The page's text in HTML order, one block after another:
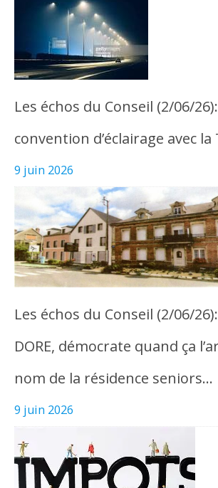
Les échos du Conseil (2/06/
convention d’éclairage avec la
9 juin 2026
Les échos du Conseil (2/06/
DORE, démocrate quand ça
nom de la résidence seniors…
9 juin 2026